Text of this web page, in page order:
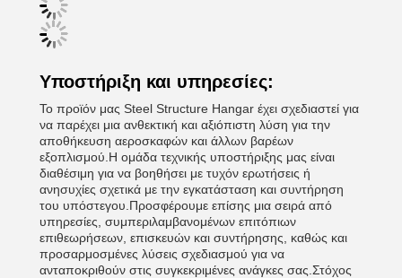
Υποστήριξη και υπηρεσίες:
Το προϊόν μας Steel Structure Hangar έχει σχεδιαστεί για
να παρέχει μια ανθεκτική και αξιόπιστη λύση για την
αποθήκευση αεροσκαφών και άλλων βαρέων
εξοπλισμού.Η ομάδα τεχνικής υποστήριξης μας είναι
διαθέσιμη για να βοηθήσει με τυχόν ερωτήσεις ή
ανησυχίες σχετικά με την εγκατάσταση και συντήρηση
του υπόστεγου.Προσφέρουμε επίσης μια σειρά από
υπηρεσίες, συμπεριλαμβανομένων επιτόπιων
επιθεωρήσεων, επισκευών και συντήρησης, καθώς και
προσαρμοσμένες λύσεις σχεδιασμού για να
ανταποκριθούν στις συγκεκριμένες ανάγκες σας.Στόχος